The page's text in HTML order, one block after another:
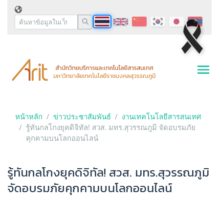
หน้าหลัก ข่าวประชาสัมพันธ์
งานเทคโนโลยีสารสนเทศ
รู้ทันกลโกงยุคดิจิทัล! สวส. มทร.สุวรรณภูมิ จัดอบรมภัย
คุกคามบนโลกออนไลน์
รู้ทันกลโกงยุคดิจิทัล! สวส. มทร.สุวรรณภูมิ
จัดอบรมภัยคุกคามบนโลกออนไลน์